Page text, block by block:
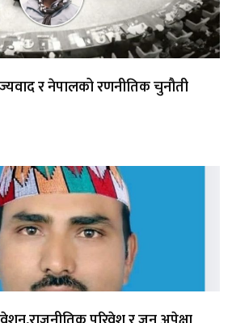
र नेपालको रणनीतिक चुनौती